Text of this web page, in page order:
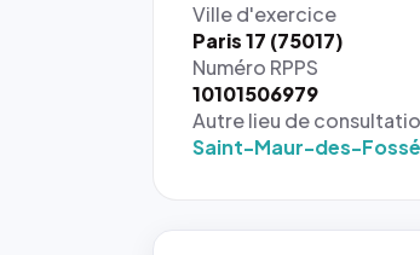
Ville d'exercice
Paris 17 (75017)
Numéro RPPS
10101506979
Autre lieu de
Saint-Maur-des-